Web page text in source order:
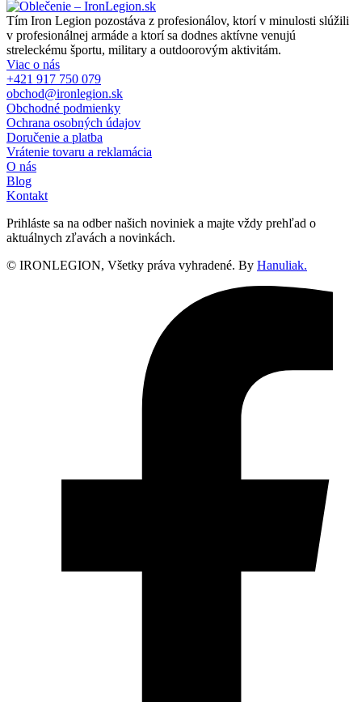
Tím Iron Legion pozostáva z profesionálov, ktorí v minulosti slúžili
v profesionálnej armáde a ktorí sa dodnes aktívne venujú
streleckému športu, military a outdoorovým aktivitám.
Viac o nás
+421 917 750 079
obchod@ironlegion.sk
Obchodné podmienky
Ochrana osobných údajov
Doručenie a platba
Vrátenie tovaru a reklamácia
O nás
Blog
Kontakt
Prihláste sa na odber našich noviniek a majte vždy prehľad o
aktuálnych zľavách a novinkách.
© IRONLEGION, Všetky práva vyhradené. By Hanuliak.